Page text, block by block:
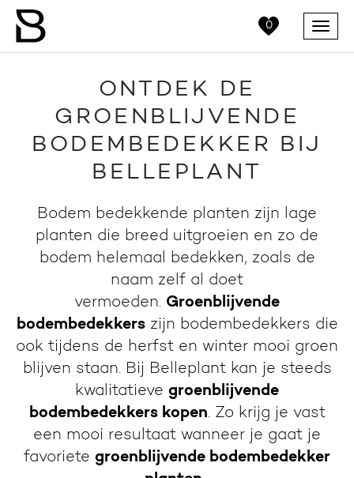
0 Menu
ONTDEK DE
GROENBLIJVENDE
BODEMBEDEKKER BIJ
BELLEPLANT
Bodem bedekkende planten zijn lage
planten die breed uitgroeien en zo de
bodem helemaal bedekken, zoals de
naam zelf al doet
vermoeden. Groenblijvende
bodembedekkerszijn bodembedekkers die
ook tijdens de herfst en winter mooi groen
blijven staan. Bij Belleplant kan je steeds
kwalitatieve groenblijvende
bodembedekkers kopen. Zo krijg je vast
een mooi resultaat wanneer je gaat je
favoriete groenblijvende bodembedekker